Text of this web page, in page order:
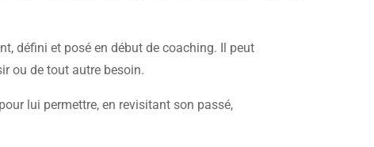
défini et posé en début de coaching. Il peut
ou de tout autre besoin.
lui permettre, en revisitant son passé,